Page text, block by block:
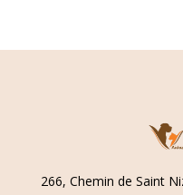
266, Chemin de Saint